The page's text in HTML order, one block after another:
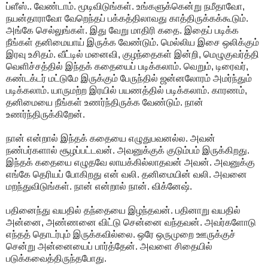
ப்ளீஸ்.. வேண்டாம். மூடிவிடுங்கள். உங்களுக்கென்று நமீதாவோ,
நயன்தாராவோ வேறெந்தப் பக்கத்திலாவது காத்திருக்கக்கூடும்.
அங்கே செல்லுங்கள். இது வேறு மாதிரி கதை. இதைப் படிக்க
நீங்கள் தனிமையாய் இருக்க வேண்டும். மெல்லிய இசை ஒலிக்கும்
இரவு உசிதம். வீட்டில் மனைவி, குழந்தைகள் இன்றி, மெழுகுவர்த்தி
வெளிச்சத்தில் இந்தக் கதையைப் படிக்கலாம். வெறும், டிரைவர்,
கண்டக்டர் மட்டுமே இருக்கும் பேருந்தில் ஜன்னலோரம் அமர்ந்தும்
படிக்கலாம். யாருமற்ற இரயில் பயணத்தில் படிக்கலாம். காரணம்,
தனிமையை நீங்கள் உணர்ந்திருக்க வேண்டும். நான்
உணர்ந்திருக்கிறேன்.
நான் என்றால் இந்தக் கதையை எழுதுபவனல்ல. அவன்
நண்பர்களால் சூழப்பட்டவன். அவனுக்குக் குடும்பம் இருக்கிறது.
இந்தக் கதையை எழுதவே லாயக்கில்லாதவன் அவன். அவனுக்கு
எங்கே தெரியப் போகிறது என் வலி. தனிமையின் வலி. அவனை
மறந்துவிடுங்கள். நான் என்றால் நான். விக்னேஷ்.
பதினைந்து வயதில் தந்தையை இழந்தவன். பதினாறு வயதில்
அன்னை, அண்ணனை விட்டு சென்னை வந்தவன். அவர்களோடு
எந்தத் தொடர்பும் இருக்கவில்லை. ஒரே ஒருமுறை ஊருக்குச்
சென்று அன்னையைப் பார்த்தேன். அவளை சிதையில்
படுக்கவைத்திருந்தபோது.